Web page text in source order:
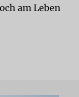
am Leben